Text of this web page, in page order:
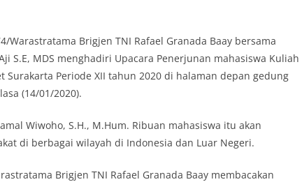
Warastratama Brigjen TNI Rafael Granada Baay bersama
S.E, MDS menghadiri Upacara Penerjunan mahasiswa Kuliah
Surakarta Periode XII tahun 2020 di halaman depan gedung
(14/01/2020).
Wiwoho, S.H., M.Hum. Ribuan mahasiswa itu akan
di berbagai wilayah di Indonesia dan Luar Negeri.
Brigjen TNI Rafael Granada Baay membacakan